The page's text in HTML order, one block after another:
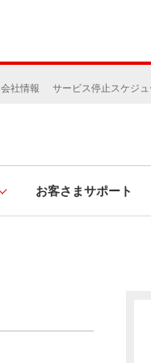
会社情報 サービス停止スケジ
お客さまサポート